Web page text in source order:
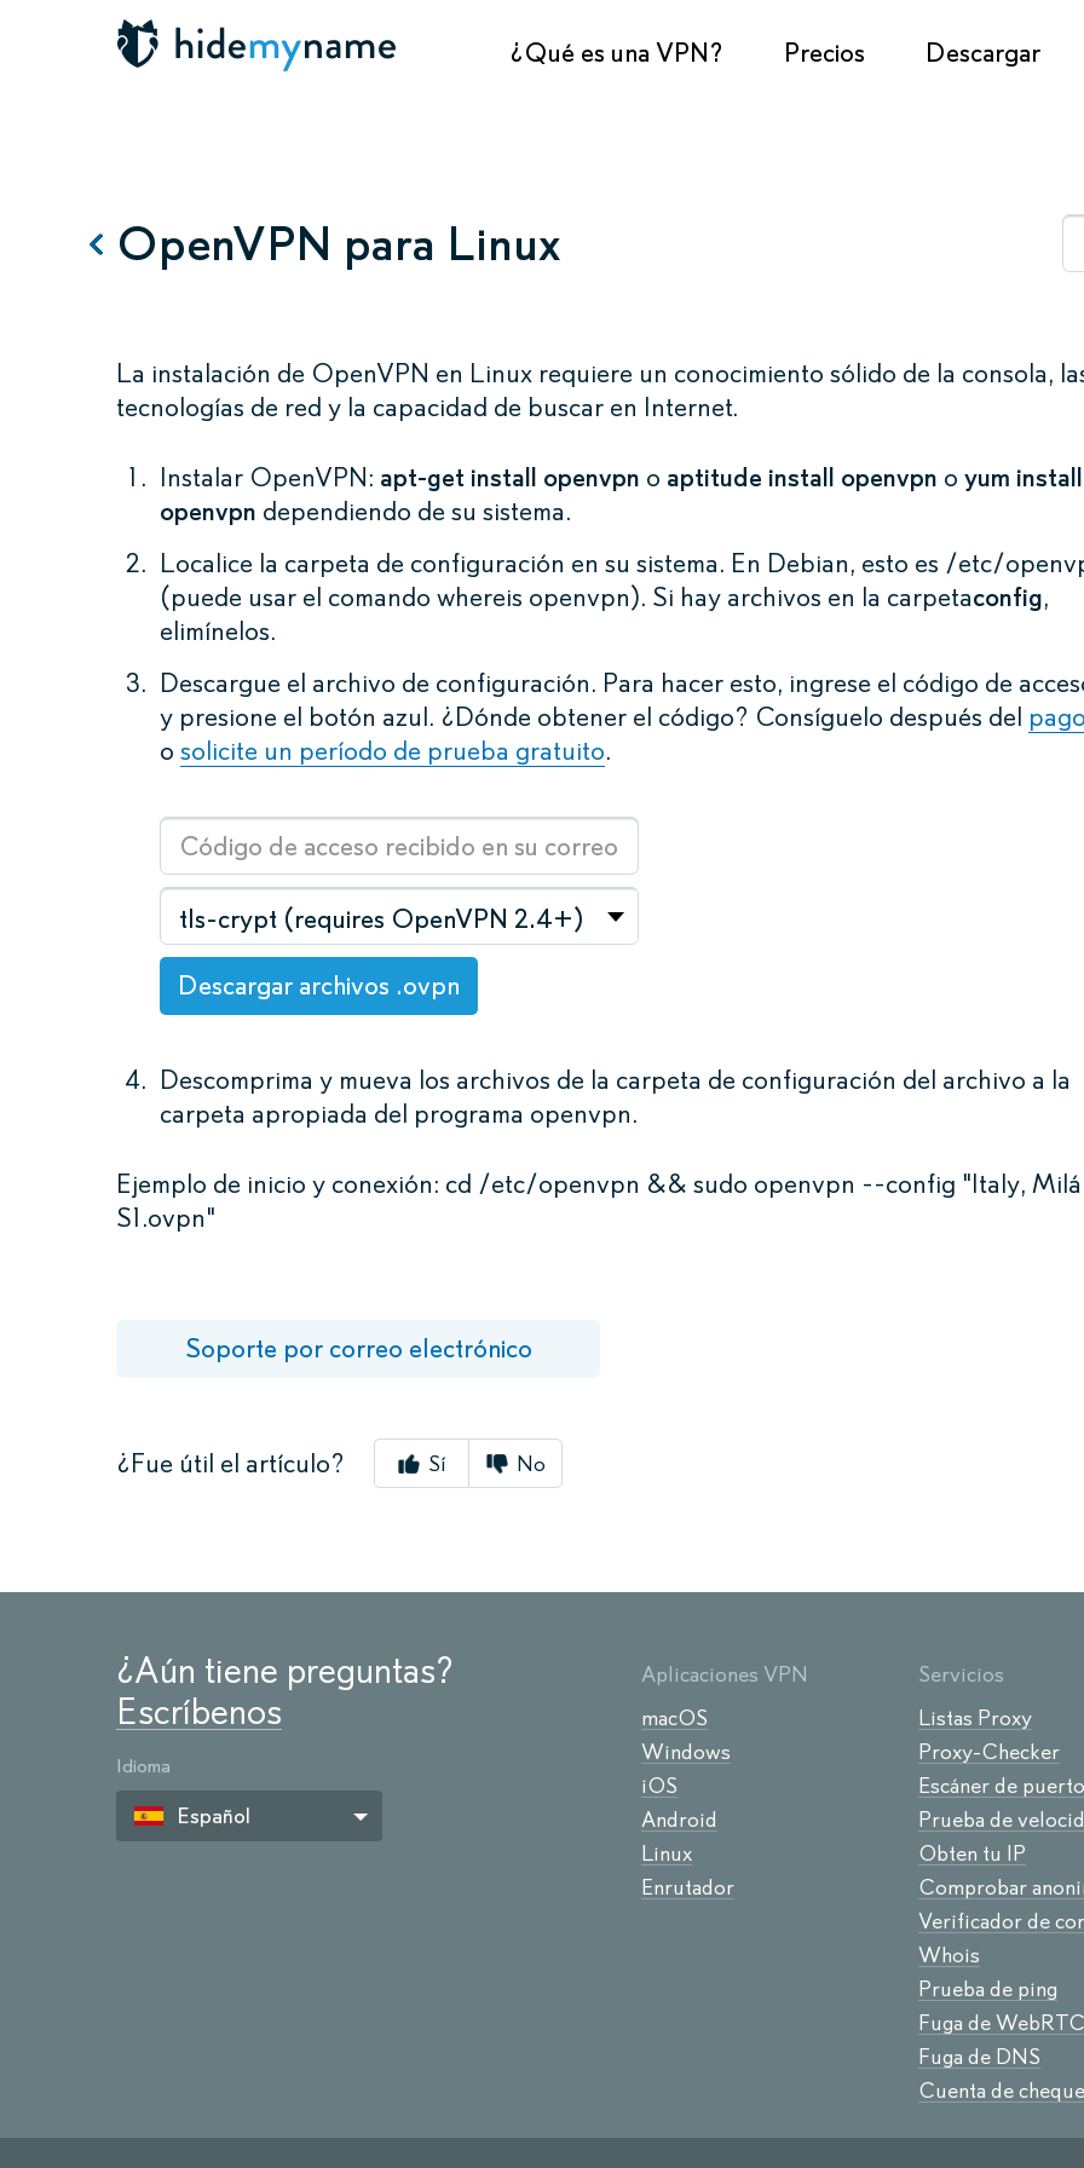
¿Qué es una VPN? Precios Descargar
OpenVPN para Linux
La instalación de OpenVPN en Linux requiere un conocimiento sólido de la consola,
tecnologías de red y la capacidad de buscar en Internet.
Instalar OpenVPN: apt-get install openvpn o aptitude install openvpn o yum install
openvpn dependiendo de su sistema.
Localice la carpeta de configuración en su sistema. En Debian, esto es /etc/
(puede usar el comando whereis openvpn). Si hay archivos en la carpetaconfig,
elimínelos.
Descargue el archivo de configuración. Para hacer esto, ingrese el código de
y presione el botón azul. ¿Dónde obtener el código? Consíguelo después del
o solicite un período de prueba gratuito.
tls-crypt (requires OpenVPN 2.4+)
Descargar archivos .ovpn
Descomprima y mueva los archivos de la carpeta de configuración del archivo a la
carpeta apropiada del programa openvpn.
Ejemplo de inicio y conexión: cd /etc/openvpn && sudo openvpn --config "Italy,
S1.ovpn"
Soporte por correo electrónico
¿Fue útil el artículo? Sí No
¿Aún tiene preguntas?
Escríbenos
Idioma
Español
Aplicaciones VPN
macOS
Windows
iOS
Android
Linux
Enrutador
Servicios
Listas Proxy
Proxy-Checker
Escáner de
Prueba de
Obten tu IP
Comprobar
Verificador de
Whois
Prueba de ping
Fuga de WebRTC
Fuga de DNS
Cuenta de